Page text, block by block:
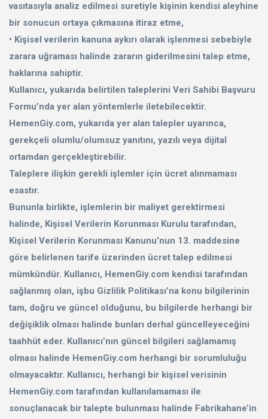
vasıtasıyla analiz edilmesi suretiyle kişinin kendisi aleyhine
bir sonucun ortaya çıkmasına itiraz etme,
• Kişisel verilerin kanuna aykırı olarak işlenmesi sebebiyle
zarara uğraması halinde zararın giderilmesini talep etme,
haklarına sahiptir.
Kullanıcı, yukarıda belirtilen taleplerini Veri Sahibi Başvuru
Formu’nda yer alan yöntemlerle iletebilecektir.
HemenGiy.com, yukarıda yer alan talepler uyarınca,
gerekçeli olumlu/olumsuz yanıtını, yazılı veya dijital
ortamdan gerçekleştirebilir.
Taleplere ilişkin gerekli işlemler için ücret alınmaması
esastır.
Bununla birlikte, işlemlerin bir maliyet gerektirmesi
halinde, Kişisel Verilerin Korunması Kurulu tarafından,
Kişisel Verilerin Korunması Kanunu’nun 13. maddesine
göre belirlenen tarife üzerinden ücret talep edilmesi
mümkündür. Kullanıcı, HemenGiy.com kendisi tarafından
sağlanmış olan, işbu Gizlilik Politikası’na konu bilgilerinin
tam, doğru ve güncel olduğunu, bu bilgilerde herhangi bir
değişiklik olması halinde bunları derhal güncelleyeceğini
taahhüt eder. Kullanıcı’nın güncel bilgileri sağlamamış
olması halinde HemenGiy.com herhangi bir sorumluluğu
olmayacaktır. Kullanıcı, herhangi bir kişisel verisinin
HemenGiy.com tarafından kullanılamaması ile
sonuçlanacak bir talepte bulunması halinde Fabrikahane’in